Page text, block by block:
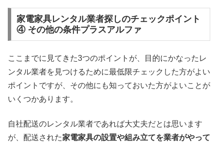
家電家具レンタル業者探しのチェックポイント
④ その他の条件プラスアルファ
ここまでに見てきた3つのポイントが、目的にかなったレ
ンタル業者を見つけるために最低限チェックした方がよい
ポイントですが、その他にも知っておいた方がよいことが
いくつかあります。
自社配送のレンタル業者であれば大丈夫だとは思います
が、配送された家電家具の設置や組み立てを業者がやって